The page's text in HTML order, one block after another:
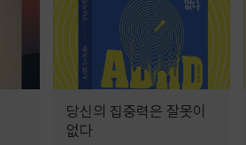
당신의 집중력은 잘못이
없다